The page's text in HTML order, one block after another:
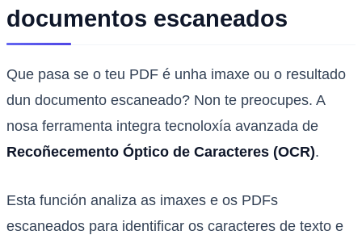
documentos escaneados
Que pasa se o teu PDF é unha imaxe ou o resultado
dun documento escaneado? Non te preocupes. A
nosa ferramenta integra tecnoloxía avanzada de
Recoñecemento Óptico de Caracteres (OCR).
Esta función analiza as imaxes e os PDFs
escaneados para identificar os caracteres de texto e